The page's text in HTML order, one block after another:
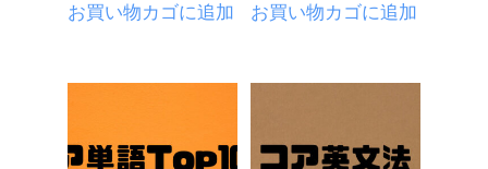
お買い物カゴに追加 お買い物カゴに追加